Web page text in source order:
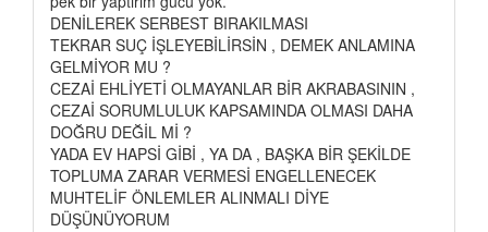
DENİLEREK SERBEST BIRAKILMASI
TEKRAR SUÇ İŞLEYEBİLİRSİN , DEMEK ANLAMINA
GELMİYOR MU ?
CEZAİ EHLİYETİ OLMAYANLAR BİR AKRABASININ ,
CEZAİ SORUMLULUK KAPSAMINDA OLMASI DAHA
DOĞRU DEĞİL Mİ ?
YADA EV HAPSİ GİBİ , YA DA , BAŞKA BİR ŞEKİLDE
TOPLUMA ZARAR VERMESİ ENGELLENECEK
MUHTELİF ÖNLEMLER ALINMALI DİYE
DÜŞÜNÜYORUM